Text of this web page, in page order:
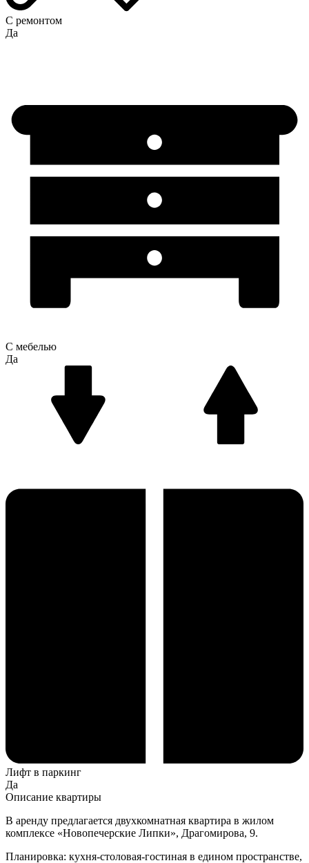
С ремонтом
Да
С мебелью
Да
Лифт в паркинг
Да
Описание квартиры
В аренду предлагается двухкомнатная квартира в жилом
комплексе «Новопечерские Липки», Драгомирова, 9.
Планировка: кухня-столовая-гостиная в едином пространстве,